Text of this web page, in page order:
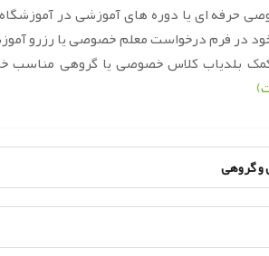
حرفه ای یا دوره های آموزشی در
در فرم درخواست معلم خصوصی یا رزرو
بلدیاب کلاس خصوصی یا گروهی مناسب
گروهی